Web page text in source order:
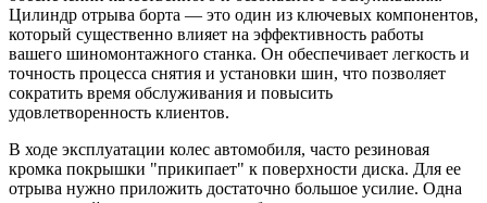
Цилиндр отрыва борта — это один из ключевых компонентов,
который существенно влияет на эффективность работы
вашего шиномонтажного станка. Он обеспечивает легкость и
точность процесса снятия и установки шин, что позволяет
сократить время обслуживания и повысить
удовлетворенность клиентов.
В ходе эксплуатации колес автомобиля, часто резиновая
кромка покрышки "прикипает" к поверхности диска. Для ее
отрыва нужно приложить достаточно большое усилие. Одна